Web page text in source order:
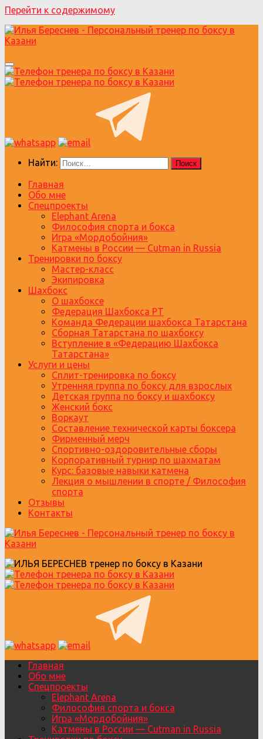
Перейти к содержимому
Найти:
Главная
Обо мне
Спецпроекты
Elephant Arena
Философия спорта и бокса
Игра «Мордобойния»
Катмены в России — Cutman in Russia
Тренировки по боксу
Мастер-класс
Экипировка
Шахбокс
О шахбоксе
Федерация Шахбокса РТ
Команда Федерации шахбокса Татарстана
Сборная Татарстана по шахбоксу
Вступление в «Федерацию Шахбокса
Татарстана»
Услуги и цены
Сплит-тренировка по боксу
Утренняя группа по боксу для взрослых
Детская группа по боксу и шахбоксу
Женский бокс
Воркаут
Составление технической карты боксера
Фирменный мерч
Спортивно-оздоровительные сборы
Корпоративный турнир по шахматам
Курс: базовые навыки катмена
Лекция о мышлении в спорте / Философия
спорта
Отзывы
Контакты
Главная
Обо мне
Спецпроекты
Elephant Arena
Философия спорта и бокса
Игра «Мордобойния»
Катмены в России — Cutman in Russia